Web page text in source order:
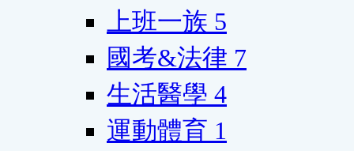
上班一族 5
國考&法律 7
生活醫學 4
運動體育 1